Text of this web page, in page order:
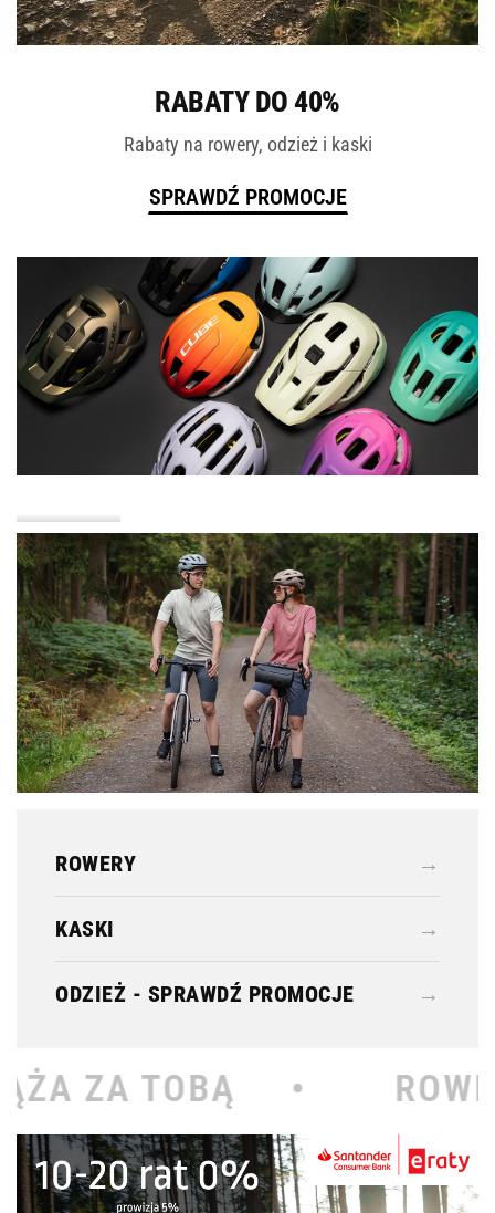
RABATY DO 40%
Rabaty na rowery, odzież i kaski
SPRAWDŹ PROMOCJE
ROWERY →
KASKI →
ODZIEŻ - SPRAWDŹ PROMOCJE →
• ROWEROWY